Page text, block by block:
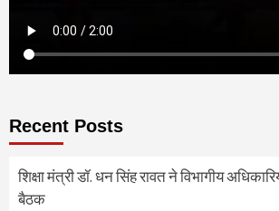
Recent Posts
शिक्षा मंत्री डॉ. धन सिंह रावत ने विभागीय
बैठक